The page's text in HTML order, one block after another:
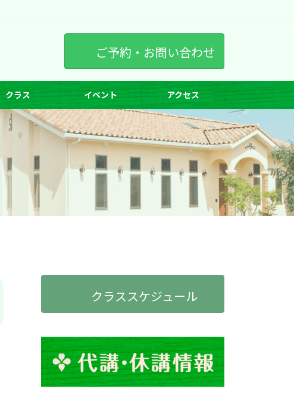
ご予約・お問い合わせ
クラス イベント アクセス
クラススケジュール